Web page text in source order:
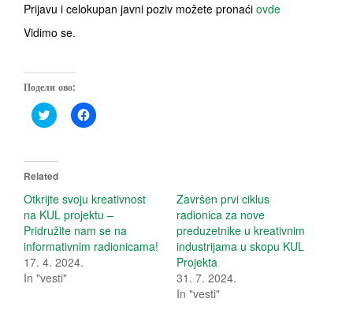
Prijavu i celokupan javni poziv možete pronaći ovde
Vidimo se.
Подели ово:
C
l
t
o
s
h
a
r
e
o
n
T
w
i
t
C
l
h
a
r
e
o
n
Related
Otkrijte svoju kreativnost
na KUL projektu –
Pridružite nam se na
informativnim radionicama!
17. 4. 2024.
In "vesti"
Završen prvi ciklus
radionica za nove
preduzetnike u kreativnim
industrijama u skopu KUL
Projekta
31. 7. 2024.
In "vesti"